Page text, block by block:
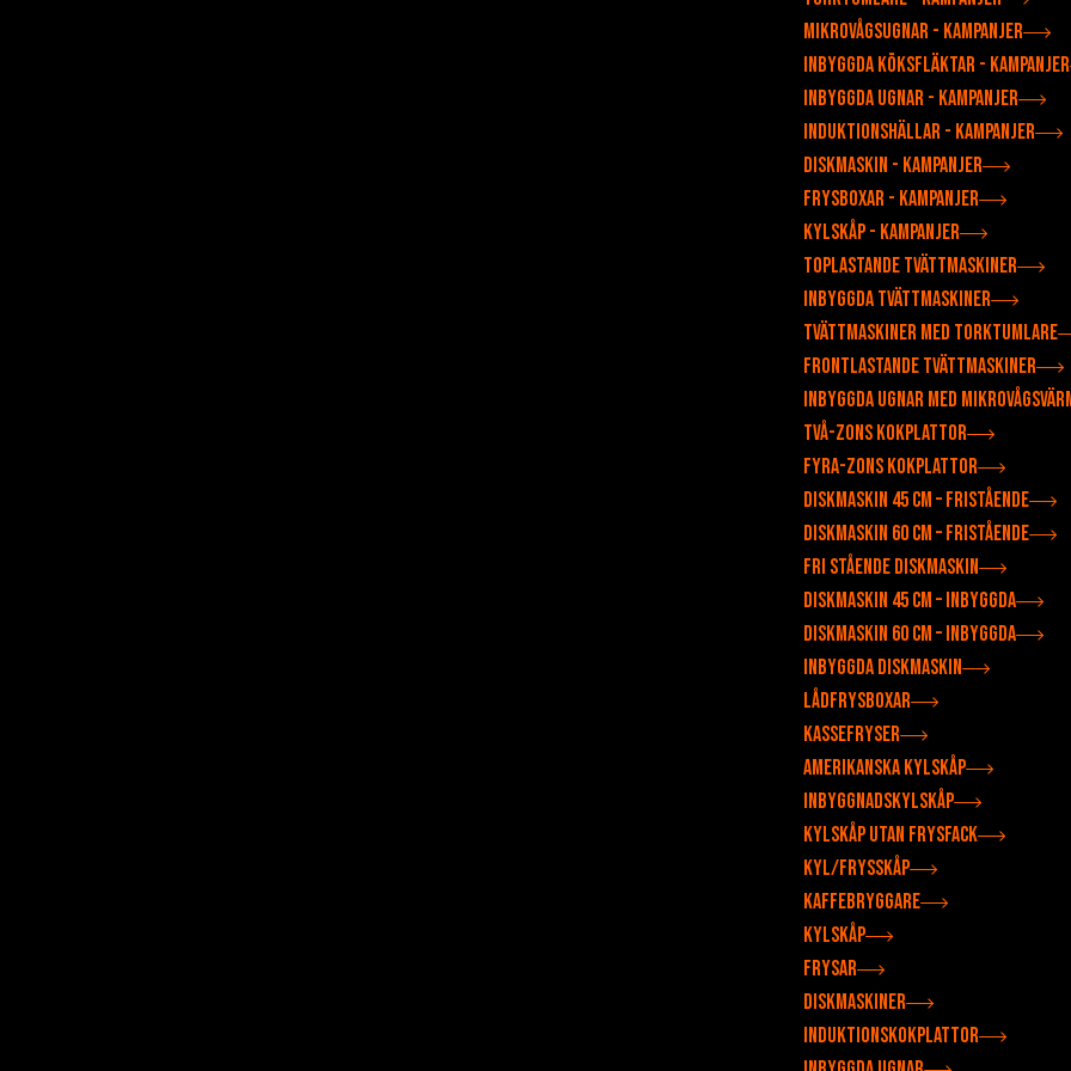
Mikrovågsugnar - Kampanjer
Inbyggda köksfläktar - Kampanjer
Inbyggda ugnar - Kampanjer
Induktionshällar - Kampanjer
Diskmaskin - Kampanjer
Frysboxar - Kampanjer
Kylskåp - Kampanjer
Toplastande tvättmaskiner
Inbyggda tvättmaskiner
Tvättmaskiner med torktumlare
Frontlastande tvättmaskiner
Inbyggda ugnar med
Två-zons kokplattor
Fyra-zons kokplattor
Diskmaskin 45 cm – fristående
Diskmaskin 60 cm – fristående
Fri stående diskmaskin
Diskmaskin 45 cm – inbyggda
Diskmaskin 60 cm – inbyggda
Inbyggda diskmaskin
Lådfrysboxar
Kassefryser
Amerikanska kylskåp
Inbyggnadskylskåp
Kylskåp utan frysfack
Kyl/frysskåp
Kaffebryggare
Kylskåp
Frysar
Diskmaskiner
Induktionskokplattor